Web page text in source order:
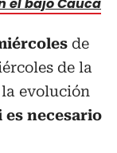
de
de la
evolución
es necesario